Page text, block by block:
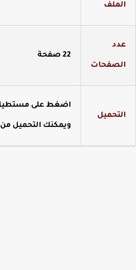
الملف
عدد
الصفحات
22 صفحة
التحميل
اضغط على مستطيل
ويمكنك التحميل من